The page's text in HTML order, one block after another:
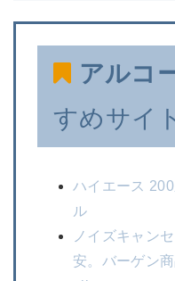
アルコ
すめサイト
ハイエース
ル
ノイズキャン
安。バーゲン